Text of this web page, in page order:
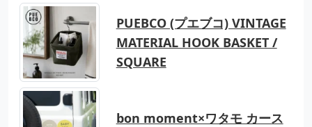
PUEBCO (プエブコ) VINTAGE
MATERIAL HOOK BASKET /
SQUARE
bon moment×ワタモ カース